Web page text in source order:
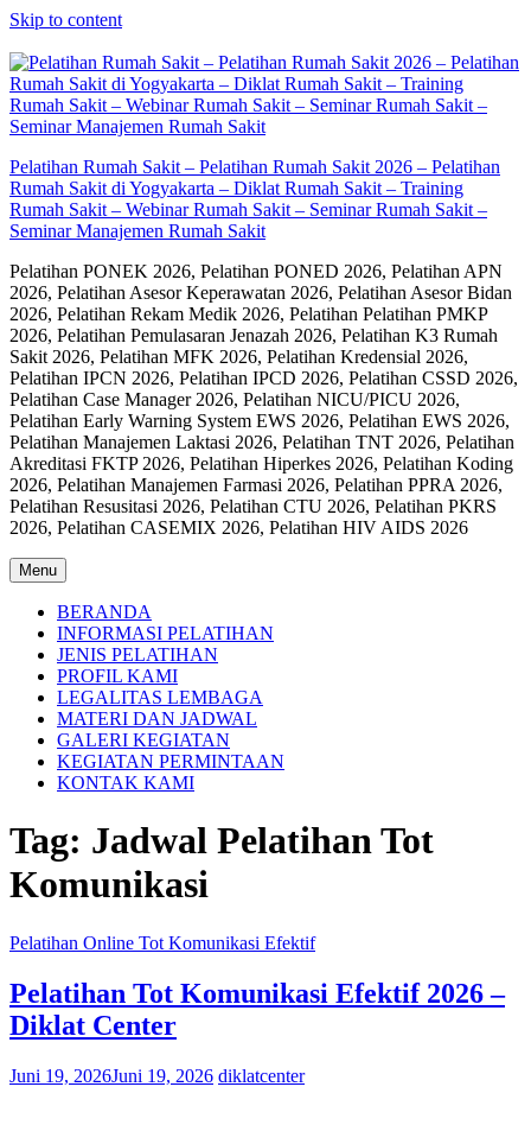
Skip to content
Pelatihan Rumah Sakit – Pelatihan Rumah Sakit 2026 – Pelatihan
Rumah Sakit di Yogyakarta – Diklat Rumah Sakit – Training
Rumah Sakit – Webinar Rumah Sakit – Seminar Rumah Sakit –
Seminar Manajemen Rumah Sakit
Pelatihan PONEK 2026, Pelatihan PONED 2026, Pelatihan APN
2026, Pelatihan Asesor Keperawatan 2026, Pelatihan Asesor Bidan
2026, Pelatihan Rekam Medik 2026, Pelatihan Pelatihan PMKP
2026, Pelatihan Pemulasaran Jenazah 2026, Pelatihan K3 Rumah
Sakit 2026, Pelatihan MFK 2026, Pelatihan Kredensial 2026,
Pelatihan IPCN 2026, Pelatihan IPCD 2026, Pelatihan CSSD 2026,
Pelatihan Case Manager 2026, Pelatihan NICU/PICU 2026,
Pelatihan Early Warning System EWS 2026, Pelatihan EWS 2026,
Pelatihan Manajemen Laktasi 2026, Pelatihan TNT 2026, Pelatihan
Akreditasi FKTP 2026, Pelatihan Hiperkes 2026, Pelatihan Koding
2026, Pelatihan Manajemen Farmasi 2026, Pelatihan PPRA 2026,
Pelatihan Resusitasi 2026, Pelatihan CTU 2026, Pelatihan PKRS
2026, Pelatihan CASEMIX 2026, Pelatihan HIV AIDS 2026
Menu
BERANDA
INFORMASI PELATIHAN
JENIS PELATIHAN
PROFIL KAMI
LEGALITAS LEMBAGA
MATERI DAN JADWAL
GALERI KEGIATAN
KEGIATAN PERMINTAAN
KONTAK KAMI
Tag: Jadwal Pelatihan Tot
Komunikasi
Pelatihan Online Tot Komunikasi Efektif
Pelatihan Tot Komunikasi Efektif 2026 –
Diklat Center
Juni 19, 2026Juni 19, 2026 diklatcenter